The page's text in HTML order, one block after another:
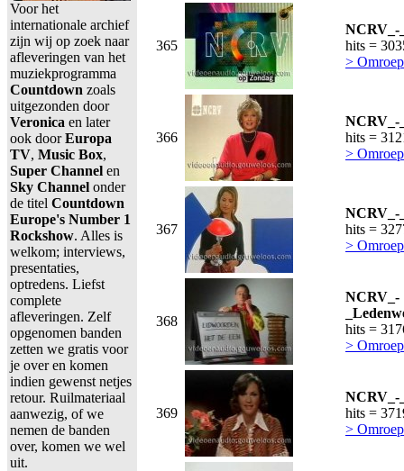
Voor het
internationale archief
zijn wij op zoek naar
afleveringen van het
muziekprogramma
Countdown zoals
uitgezonden door
Veronica en later
ook doorEuropa
TV, Music Box,
Super Channel en
Sky Channel onder
de titel Countdown
Europe's Number 1
Rockshow. Alles is
welkom; interviews,
presentaties,
optredens. Liefst
complete
afleveringen. Zelf
opgenomen banden
zetten we gratis voor
je over en komen
indien gewenst netjes
retour. Ruilmateriaal
aanwezig, of we
nemen de banden
over, komen we wel
uit.
365
NCRV_-
hits =
>
366
NCRV_-
hits =
>
367
NCRV_-
hits =
>
368
NCRV_-
hits =
>
369
NCRV_-
hits =
>